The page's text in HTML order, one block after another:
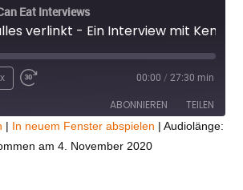
Eat Interviews
00:00 / 27:30 min
ABONNIEREN TEILEN
| In neuem Fenster abspielen |Audiolänge:
am 4. November 2020